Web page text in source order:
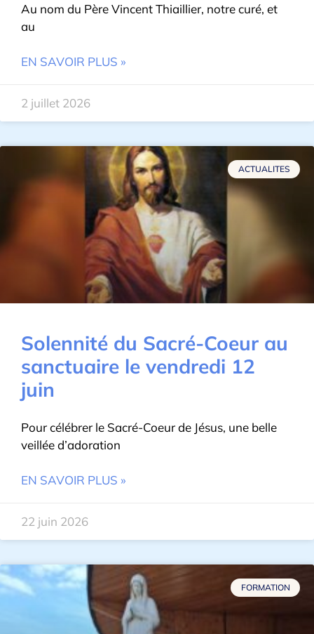
Au nom du Père Vincent Thiaillier, notre curé, et
au
EN SAVOIR PLUS »
2 juillet 2026
ACTUALITES
Solennité du Sacré-Coeur au
sanctuaire le vendredi 12
juin
Pour célébrer le Sacré-Coeur de Jésus, une belle
veillée d’adoration
EN SAVOIR PLUS »
22 juin 2026
FORMATION